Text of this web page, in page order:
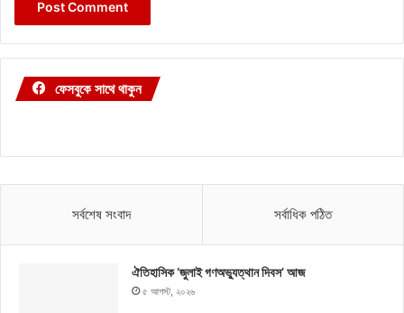
ফেসবুকে সাথে থাকুন
সর্বশেষ সংবাদ সর্বাধিক পঠিত
ঐতিহাসিক ‘জুলাই গণঅভ্যুত্থান দিবস’ আজ
৫ আগস্ট, ২০২৬